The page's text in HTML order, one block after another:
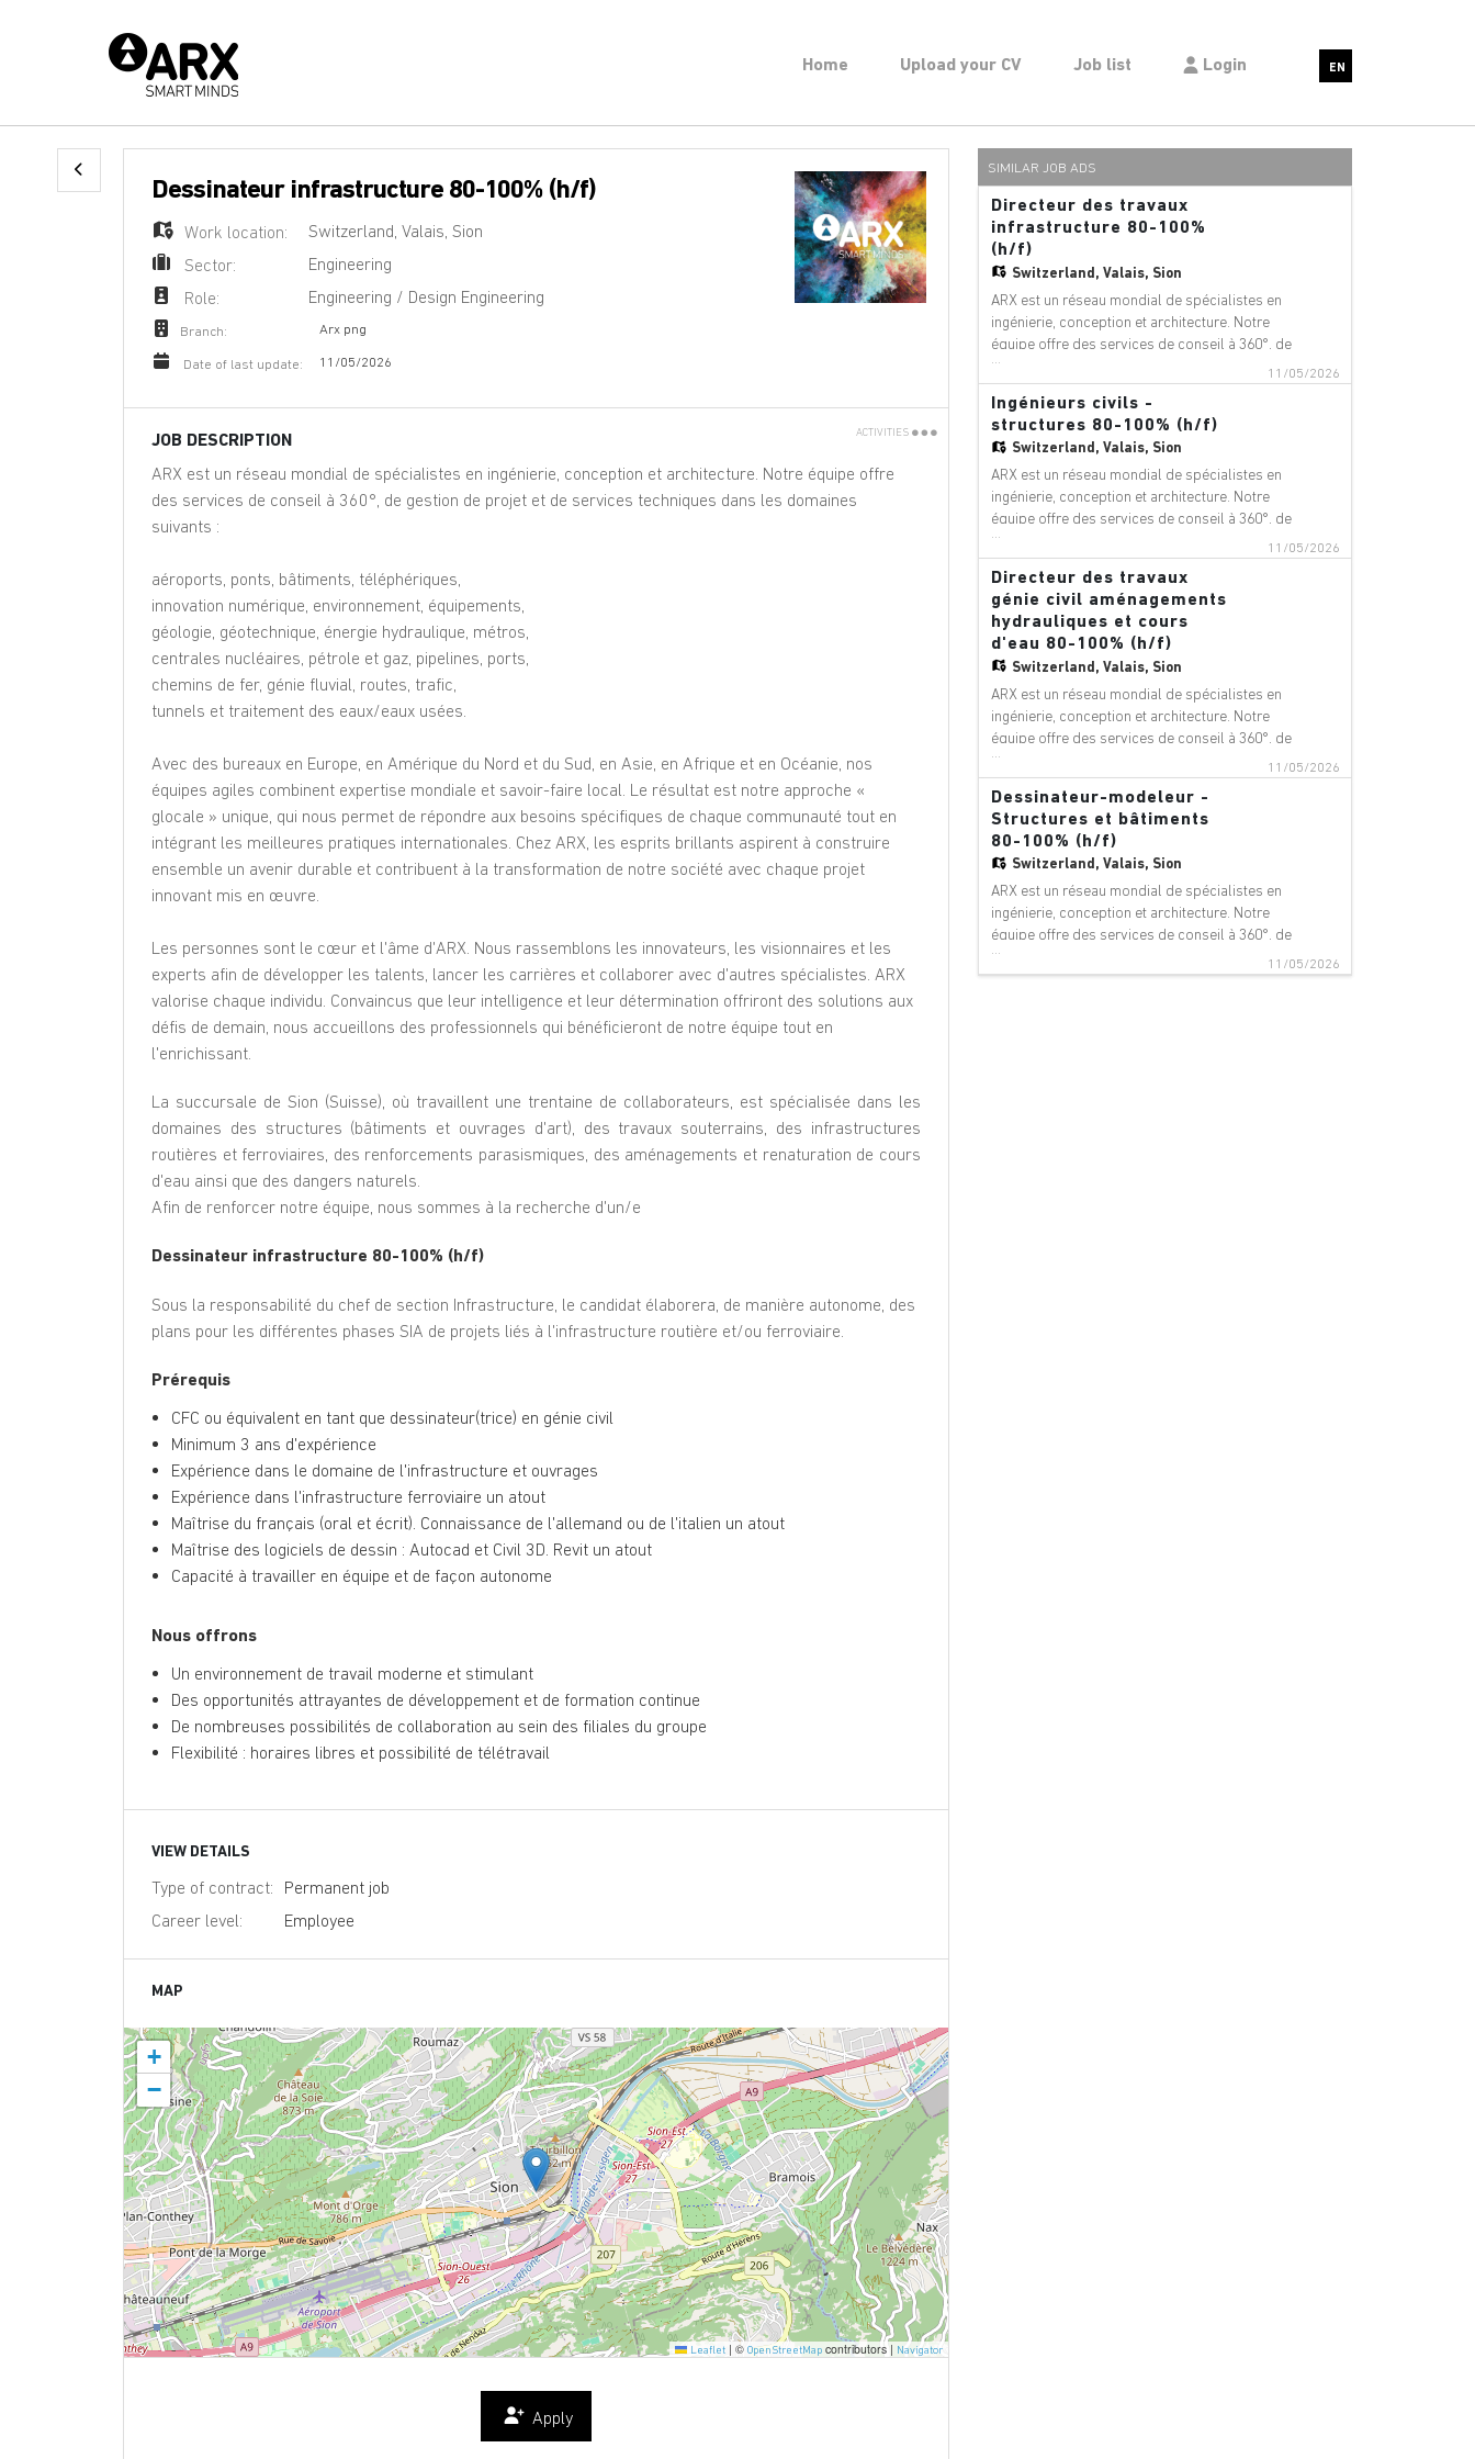
Home Upload your CV Job list Login EN
Dessinateur infrastructure 80-100% (h/f)
Work location: Switzerland Valais Sion
Sector:
Engineering
Role:
Engineering / Design Engineering
Branch: Arx png
Date of last update: 11/05/2026
ACTIVITIES
Print
Tell a friend
JOB DESCRIPTION
ARX est un réseau mondial de spécialistes en ingénierie, conception et architecture. Notre équipe offre
des services de conseil à 360°, de gestion de projet et de services techniques dans les domaines
suivants :
aéroports, ponts, bâtiments, téléphériques,
innovation numérique, environnement, équipements,
géologie, géotechnique, énergie hydraulique, métros,
centrales nucléaires, pétrole et gaz, pipelines, ports,
chemins de fer, génie fluvial, routes, trafic,
tunnels et traitement des eaux/eaux usées.
Avec des bureaux en Europe, en Amérique du Nord et du Sud, en Asie, en Afrique et en Océanie, nos
équipes agiles combinent expertise mondiale et savoir-faire local. Le résultat est notre approche «
glocale » unique, qui nous permet de répondre aux besoins spécifiques de chaque communauté tout en
intégrant les meilleures pratiques internationales. Chez ARX, les esprits brillants aspirent à construire
ensemble un avenir durable et contribuent à la transformation de notre société avec chaque projet
innovant mis en œuvre.
Les personnes sont le cœur et l'âme d'ARX. Nous rassemblons les innovateurs, les visionnaires et les
experts afin de développer les talents, lancer les carrières et collaborer avec d'autres spécialistes. ARX
valorise chaque individu. Convaincus que leur intelligence et leur détermination offriront des solutions aux
défis de demain, nous accueillons des professionnels qui bénéficieront de notre équipe tout en
l'enrichissant.
La succursale de Sion (Suisse), où travaillent une trentaine de collaborateurs, est spécialisée dans les
domaines des structures (bâtiments et ouvrages d'art), des travaux souterrains, des infrastructures
routières et ferroviaires, des renforcements parasismiques, des aménagements et renaturation de cours
d'eau ainsi que des dangers naturels.
Afin de renforcer notre équipe, nous sommes à la recherche d'un/e
Dessinateur infrastructure 80-100% (h/f)
Sous la responsabilité du chef de section Infrastructure, le candidat élaborera, de manière autonome, des
plans pour les différentes phases SIA de projets liés à l'infrastructure routière et/ou ferroviaire.
Prérequis
CFC ou équivalent en tant que dessinateur(trice) en génie civil
Minimum 3 ans d'expérience
Expérience dans le domaine de l'infrastructure et ouvrages
Expérience dans l'infrastructure ferroviaire un atout
Maîtrise du français (oral et écrit). Connaissance de l'allemand ou de l'italien un atout
Maîtrise des logiciels de dessin : Autocad et Civil 3D. Revit un atout
Capacité à travailler en équipe et de façon autonome
Nous offrons
Un environnement de travail moderne et stimulant
Des opportunités attrayantes de développement et de formation continue
De nombreuses possibilités de collaboration au sein des filiales du groupe
Flexibilité : horaires libres et possibilité de télétravail
VIEW DETAILS
Type of contract:
Permanent job
Career level:
Employee
MAP
+
−
Leaflet | © OpenStreetMapcontributors | Navigator
Apply
SIMILAR JOB ADS
Directeur des travaux
infrastructure 80-100%
(h/f)
Switzerland, Valais, Sion
ARX est un réseau mondial de spécialistes en
ingénierie, conception et architecture. Notre
équipe offre des services de conseil à 360°, de
gestion de projet et de services techniques
dans les domaines suivants : aéroports,
ponts, bâtiments, téléphériques, innovation
numérique, environnement, équip
11/05/2026
Ingénieurs civils -
structures 80-100% (h/f)
Switzerland, Valais, Sion
ARX est un réseau mondial de spécialistes en
ingénierie, conception et architecture. Notre
équipe offre des services de conseil à 360°, de
gestion de projet et de services techniques
dans les domaines suivants : aéroports,
ponts, bâtiments, téléphériques, innovation
numérique, environnement, équip
11/05/2026
Directeur des travaux
génie civil aménagements
hydrauliques et cours
d'eau 80-100% (h/f)
Switzerland, Valais, Sion
ARX est un réseau mondial de spécialistes en
ingénierie, conception et architecture. Notre
équipe offre des services de conseil à 360°, de
gestion de projet et de services techniques
dans les domaines suivants : aéroports,
ponts, bâtiments, téléphériques, innovation
numérique, environnement, équip
11/05/2026
Dessinateur-modeleur -
Structures et bâtiments
80-100% (h/f)
Switzerland, Valais, Sion
ARX est un réseau mondial de spécialistes en
ingénierie, conception et architecture. Notre
équipe offre des services de conseil à 360°, de
gestion de projet et de services techniques
dans les domaines suivants : aéroports,
11/05/2026